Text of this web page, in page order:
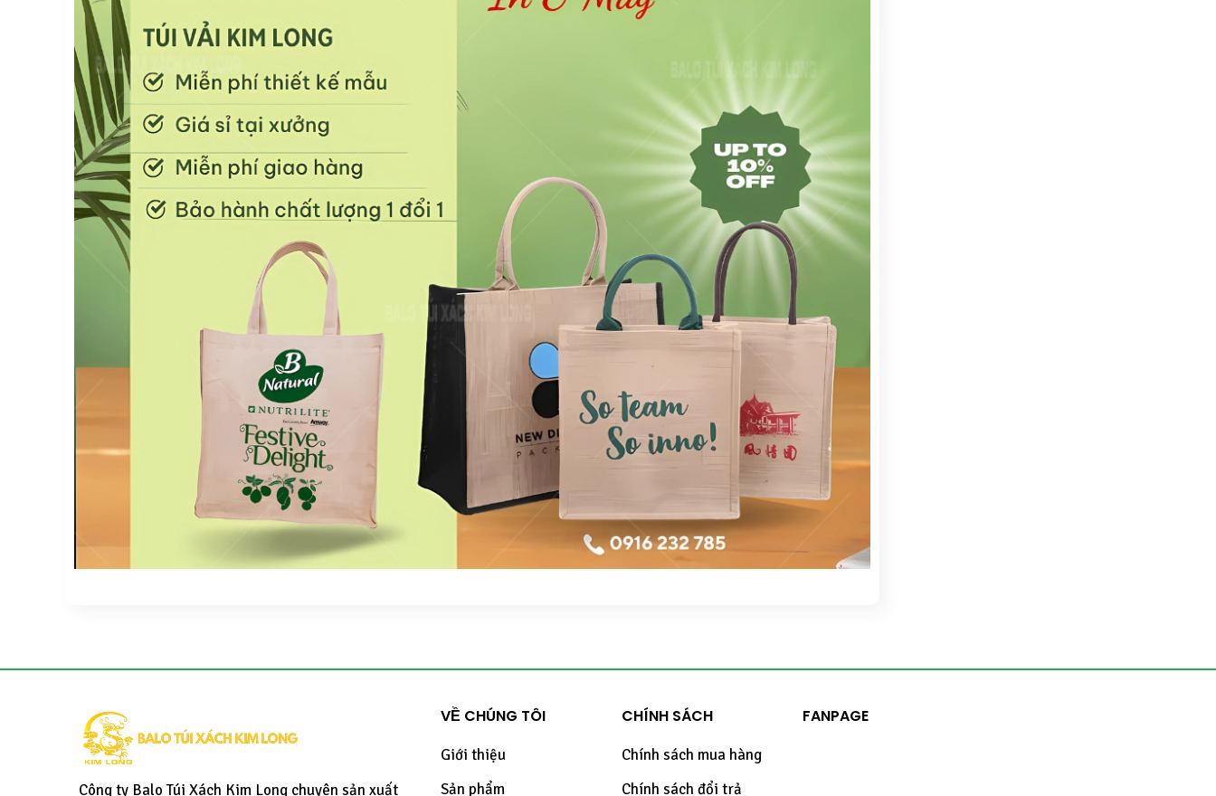
Công ty Balo Túi Xách Kim Long chuyên sản xuất
VỀ CHÚNG TÔI
Giới thiệu
Sản phẩm
CHÍNH SÁCH
Chính sách mua hàng
Chính sách đổi trả
FANPAGE